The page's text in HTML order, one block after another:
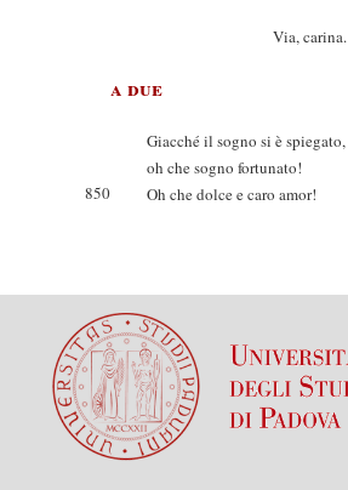
Via, carina.
a due
Giacché il sogno si è spiegato,
oh che sogno fortunato!
850
Oh che dolce e caro amor!